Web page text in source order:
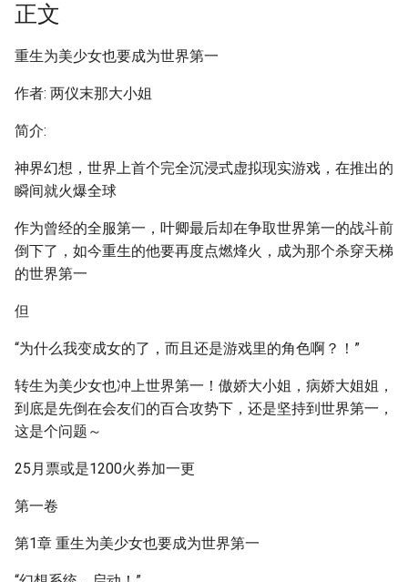
正文
重生为美少女也要成为世界第一
作者: 两仪末那大小姐
简介:
神界幻想，世界上首个完全沉浸式虚拟现实游戏，在推出的
瞬间就火爆全球
作为曾经的全服第一，叶卿最后却在争取世界第一的战斗前
倒下了，如今重生的他要再度点燃烽火，成为那个杀穿天梯
的世界第一
但
“为什么我变成女的了，而且还是游戏里的角色啊？！”
转生为美少女也冲上世界第一！傲娇大小姐，病娇大姐姐，
到底是先倒在会友们的百合攻势下，还是坚持到世界第一，
这是个问题～
25月票或是1200火券加一更
第一卷
第1章 重生为美少女也要成为世界第一